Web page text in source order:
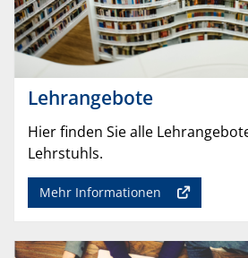
Lehrangebote
Hier finden Sie alle
Lehrstuhls.
Mehr Informationen